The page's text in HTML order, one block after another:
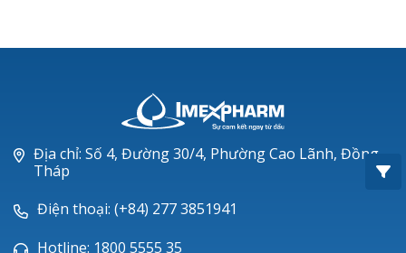
Piperacillin
Ticarlinat®
Zobacta®
Địa chỉ: Số 4, Đường 30/4, Phường Cao Lãnh, Đồng
Tháp
Điện thoại: (+84) 277 3851941
Hotline: 1800 5555 35